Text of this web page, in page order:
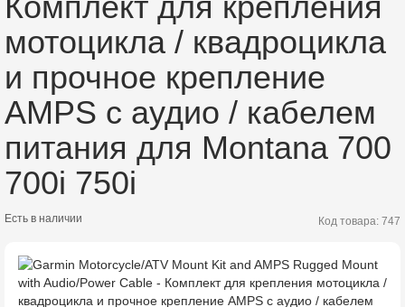
мотоцикла / квадроцикла
и прочное крепление
AMPS с аудио / кабелем
питания для Montana 700
700i 750i
Есть в наличии Код товара: 747